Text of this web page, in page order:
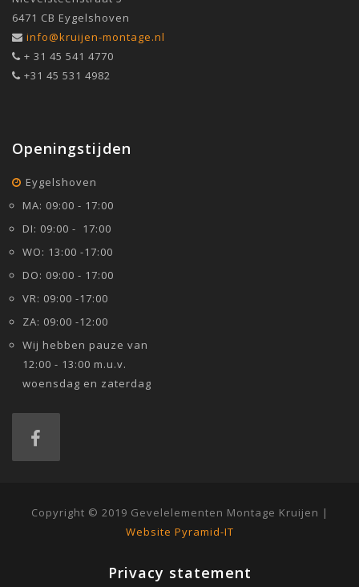
6471 CB Eygelshoven
info@kruijen-montage.nl
+ 31 45 541 4770
+31 45 531 4982
Openingstijden
Eygelshoven
MA: 09:00 - 17:00
DI: 09:00 - 17:00
WO: 13:00 -17:00
DO: 09:00 - 17:00
VR: 09:00 -17:00
ZA: 09:00 -12:00
Wij hebben pauze van
12:00 - 13:00 m.u.v.
woensdag en zaterdag
Copyright © 2019 Gevelelementen Montage Kruijen |
Website Pyramid-IT
Privacy statement